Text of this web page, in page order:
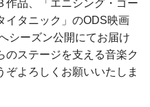
作品、「エニシング・ゴー
イタニック」のODS映画
シーズン公開にてお届け
のステージを支える音楽ク
ぞよろしくお願いいたしま